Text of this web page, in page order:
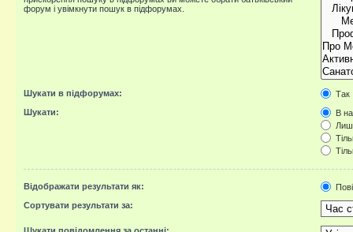
форум і увімкнути пошук в підфорумах.
Шукати в підфорумах:
Так
Шукати:
В
Відображати результати як:
Сортувати результати за:
Шукати повідомлення за останні: